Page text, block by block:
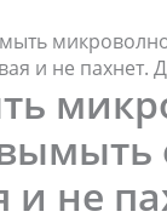
и не пахнет.
и не